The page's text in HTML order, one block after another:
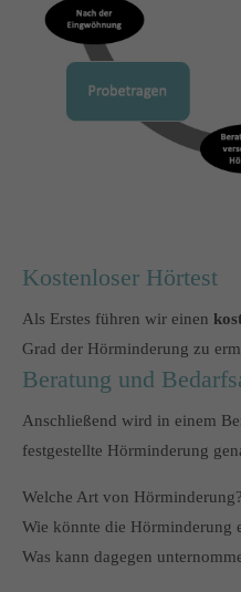
Have any questions?
+44 1234 567 890
Drop us a line
info@yourdomain.com
Aenean commodo ligula eget
sociis natoque penatibus et
Kostenloser Hörtest
Als Erstes führen wir einen
Grad der Hörminderung zu
Beratung und
Anschließend wird in einem
festgestellte Hörminderung
Welche Art von Hörminderung?
Wie könnte die Hörminderung
Was kann dagegen